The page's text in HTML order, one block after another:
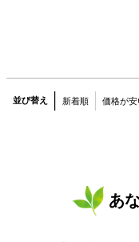
並び替え 新着順 価格が安
あ